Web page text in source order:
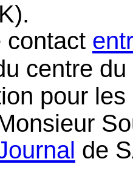
contact
centre
pour
de